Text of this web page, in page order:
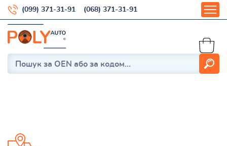
(099) 371-31-91 (068) 371-31-91